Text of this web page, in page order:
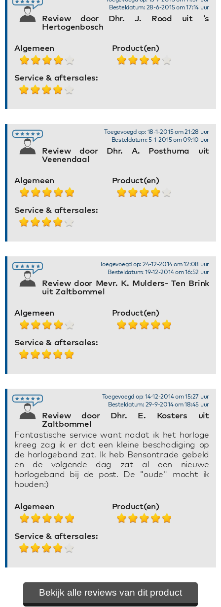
Review door Dhr. J. Rood uit 's
Hertogenbosch
Besteldatum: 28-6-2015 om 17:14 uur
Algemeen Product(en)
Service & aftersales:
Review door Dhr. A. Posthuma uit
Veenendaal
Toegevoegd op: 18-1-2015 om 21:28 uur
Besteldatum: 5-1-2015 om 09:10 uur
Algemeen Product(en)
Service & aftersales:
Review door Mevr. K. Mulders- Ten Brink
uit Zaltbommel
Toegevoegd op: 24-12-2014 om 12:08 uur
Besteldatum: 19-12-2014 om 16:52 uur
Algemeen Product(en)
Service & aftersales:
Review door Dhr. E. Kosters uit
Zaltbommel
Toegevoegd op: 14-12-2014 om 15:27 uur
Besteldatum: 29-9-2014 om 18:45 uur
Fantastische service want nadat ik het horloge
kreeg zag ik er dat een kleine beschadiging op
de horlogeband zat. Ik heb Bensontrade gebeld
en de volgende dag zat al een nieuwe
horlogeband bij de post. De "oude" mocht ik
houden:)
Algemeen Product(en)
Service & aftersales:
Bekijk alle reviews van dit product